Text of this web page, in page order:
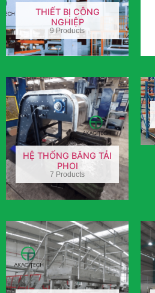
THIẾT BỊ CÔNG
NGHIỆP
9 Products
HỆ THỐNG BĂNG TẢI
PHOI
7 Products